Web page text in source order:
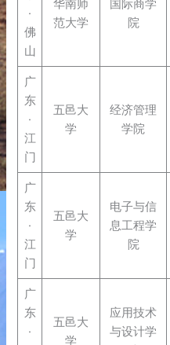
·
佛
山
华南师
范大学
国际商学
院
广
东
·
江
门
五邑大
学
经济管理
学院
广
东
·
江
门
五邑大
学
电子与信
息工程学
院
广
东
·
五邑大
学
应用技术
与设计学